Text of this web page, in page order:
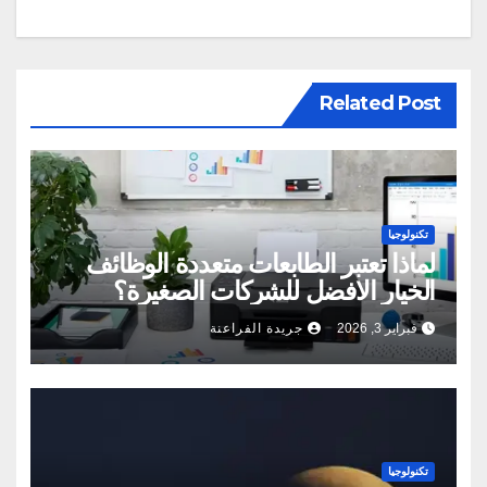
Related Post
تكنولوجيا
لماذا تعتبر الطابعات متعددة الوظائف
الخيار الافضل للشركات الصغيرة؟
فبراير 3, 2026 جريدة الفراعنة
تكنولوجيا